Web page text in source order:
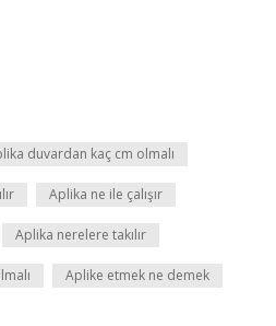
duvardan kaç cm olmalı
Aplika ne ile çalışır
Aplika nerelere takılır
Aplike etmek ne demek